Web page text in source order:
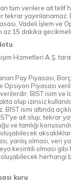
tüm verilere ait telif
tekrar yayınlanamaz.
Vadeli İşlem ve
az 15 dakika
Hizmetleri A.Ş.
Pay Piyasası,
Opsiyon Piyasası
BIST isim ve
olup izinsiz
BIST ismi altında
ait olup, tekrar
ve tamlığı
yanlış olması, veri
kesintili olması gibi
oluşabilecek herhangi
kuru